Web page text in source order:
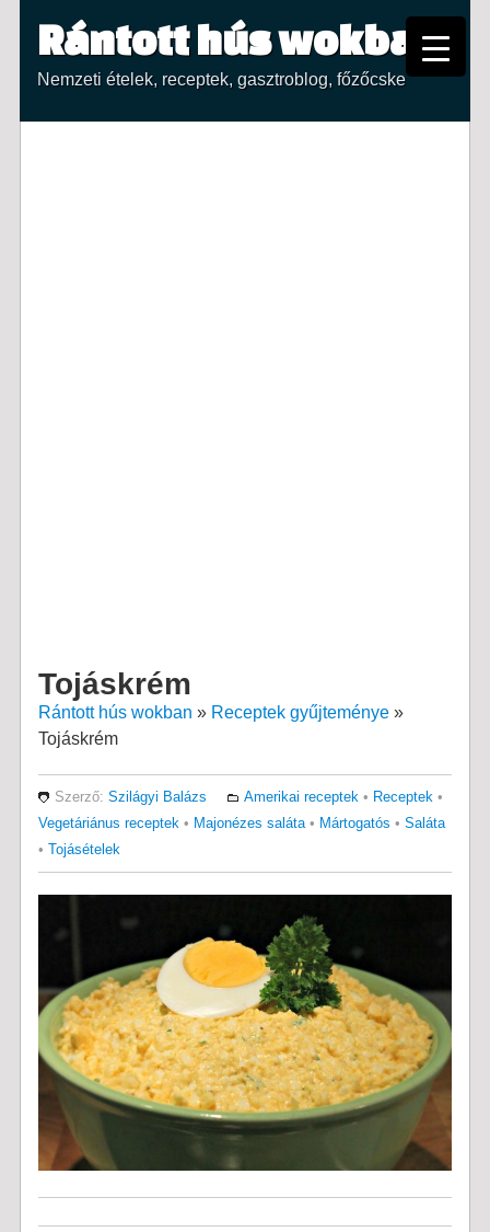
Rántott hús wokban
Nemzeti ételek, receptek, gasztroblog, főzőcske
Tojáskrém
Rántott hús wokban » Receptek gyűjteménye»
Tojáskrém
Szerző: Szilágyi Balázs Amerikai receptek• Receptek•
Vegetáriánus receptek• Majonézes saláta• Mártogatós • Saláta
• Tojásételek